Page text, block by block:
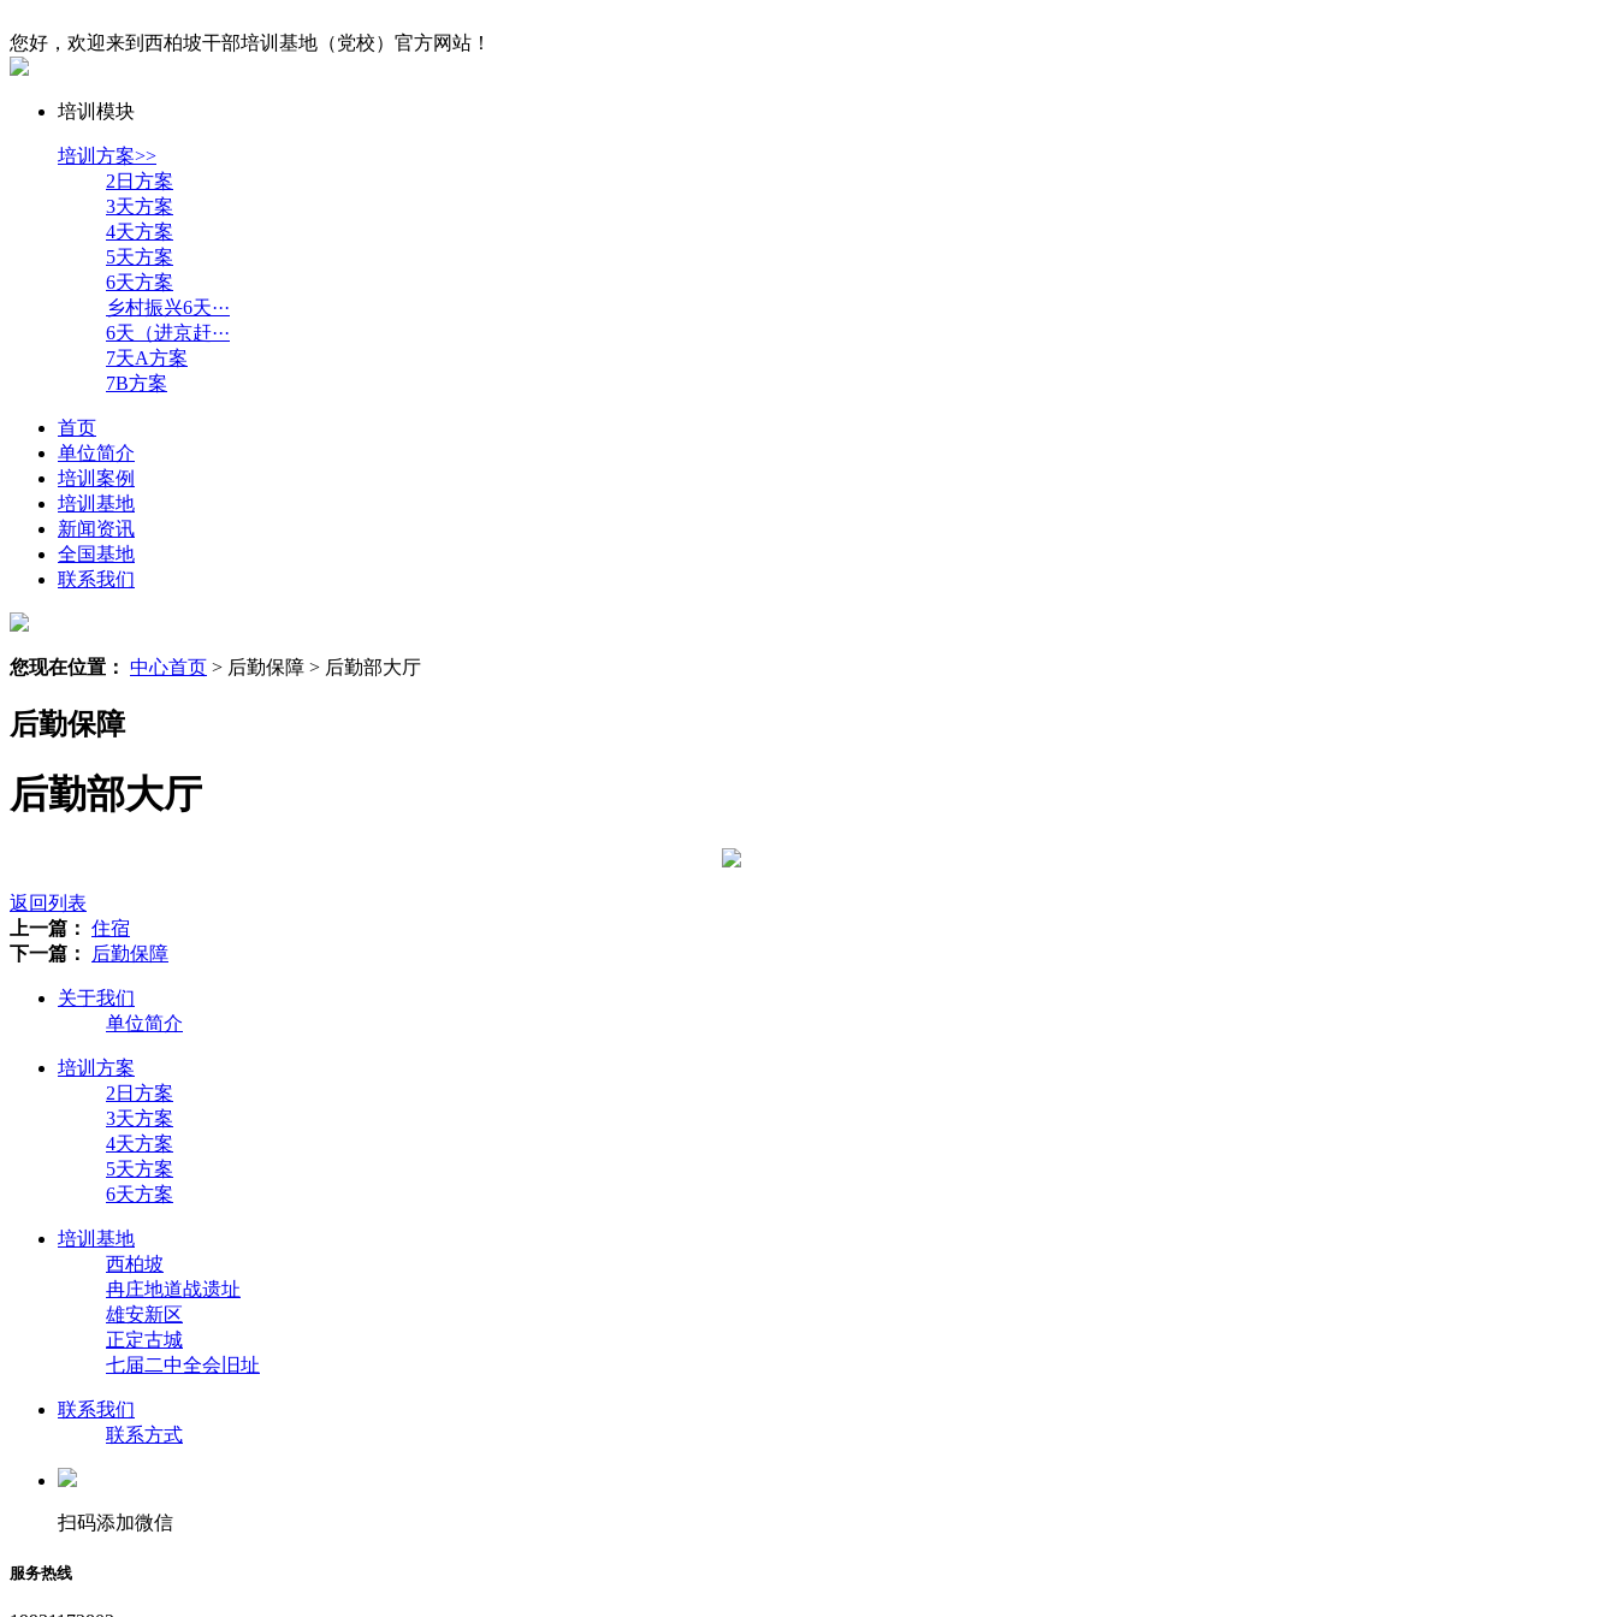
您好，欢迎来到西柏坡干部培训基地（党校）官方网站！
培训模块
培训方案>>
2日方案
3天方案
4天方案
5天方案
6天方案
乡村振兴6天···
6天（进京赶···
7天A方案
7B方案
首页
单位简介
培训案例
培训基地
新闻资讯
全国基地
联系我们
您现在位置： 中心首页 > 后勤保障 > 后勤部大厅
后勤保障
后勤部大厅
返回列表
上一篇： 住宿
下一篇：
后勤保障
关于我们
单位简介
培训方案
2日方案
3天方案
4天方案
5天方案
6天方案
培训基地
西柏坡
冉庄地道战遗址
雄安新区
正定古城
七届二中全会旧址
联系我们
联系方式
扫码添加微信
服务热线